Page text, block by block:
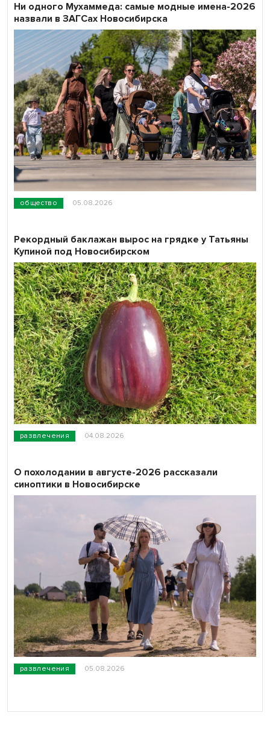
общество 05.08.2026
Ни одного Мухаммеда: самые модные имена-2026
назвали в ЗАГСах Новосибирска
развлечения 04.08.2026
Рекордный баклажан вырос на грядке у Татьяны
Купиной под Новосибирском
развлечения 05.08.2026
О похолодании в августе-2026 рассказали
синоптики в Новосибирске